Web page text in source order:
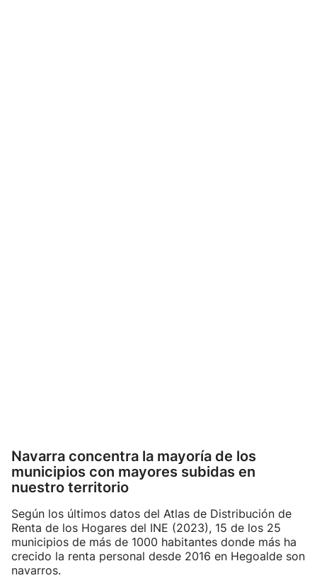
Navarra concentra la mayoría de los
municipios con mayores subidas en
nuestro territorio
Según los últimos datos del Atlas de Distribución de
Renta de los Hogares del INE (2023), 15 de los 25
municipios de más de 1000 habitantes donde más ha
crecido la renta personal desde 2016 en Hegoalde son
navarros.